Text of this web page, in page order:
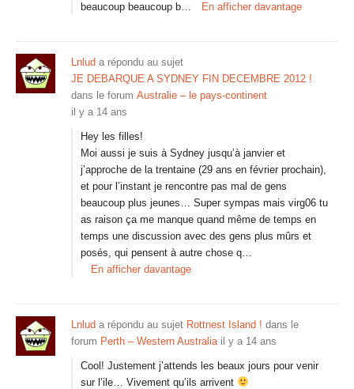
beaucoup beaucoup b…
En afficher davantage
Lnlud a répondu au sujet
JE DEBARQUE A SYDNEY FIN DECEMBRE 2012 !
dans le forum Australie – le pays-continent
il y a 14 ans
Hey les filles!
Moi aussi je suis à Sydney jusqu’à janvier et
j’approche de la trentaine (29 ans en février prochain),
et pour l’instant je rencontre pas mal de gens
beaucoup plus jeunes… Super sympas mais virg06 tu
as raison ça me manque quand même de temps en
temps une discussion avec des gens plus mûrs et
posés, qui pensent à autre chose q…
En afficher davantage
Lnlud a répondu au sujet Rottnest Island ! dans le
forum Perth – Western Australia il y a 14 ans
Cool! Justement j’attends les beaux jours pour venir
sur l’ile… Vivement qu’ils arrivent